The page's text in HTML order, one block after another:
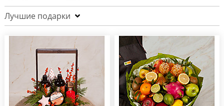
Лучшие подарки